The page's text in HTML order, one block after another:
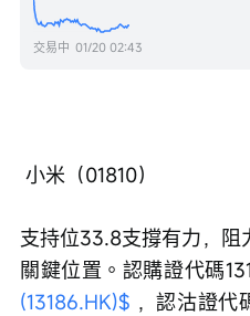
交易中 01/20 02:43
小米（01810）
支持位33.8支撐有力，阻
關鍵位置。認購證代碼
(13186.HK)$ ，認沽證代